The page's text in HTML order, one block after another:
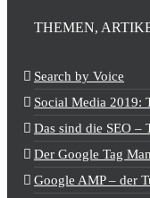
THEMEN,
Search by Voice
Social Media 2019:
Das sind die SEO –
Der Google Tag
Google AMP – der